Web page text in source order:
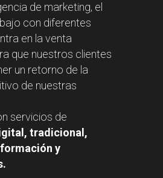
de marketing, el
con diferentes
en la venta
que nuestros clientes
un retorno de la
de nuestras
servicios de
tradicional,
y